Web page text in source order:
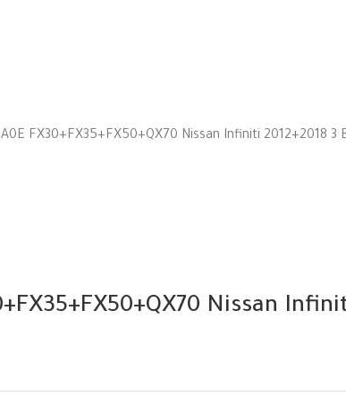
FX30+FX35+FX50+QX70 Nissan Infiniti 2012+2018
Nissan